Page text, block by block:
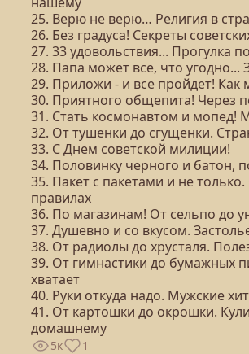
25. Верю не верю… Религия в
26. Без градуса! Секреты
27. 33 удовольствия... Прогулка
28. Папа может все, что угодно...
29. Приложи - и все пройдет! Как
30. Приятного общепита! Через
31. Стать космонавтом и
32. От тушенки до сгущенки.
33. С Днем советской милиции!
34. Половинку черного и батон,
35. Пакет с пакетами и не
правилах
36. По магазинам! От сельпо до
37. Душевно и со вкусом.
38. От радиолы до хрусталя.
39. От гимнастики до бумажных
хватает
40. Руки откуда надо. Мужские
41. От картошки до окрошки.
домашнему
5к 1